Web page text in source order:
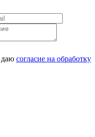
даю согласие на обработку